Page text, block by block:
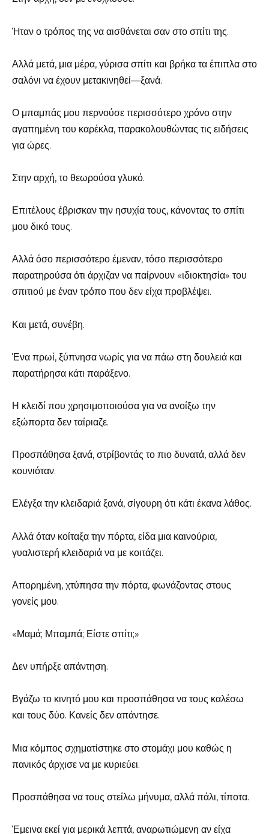
Ήταν ο τρόπος της να αισθάνεται σαν στο σπίτι της.
Αλλά μετά, μια μέρα, γύρισα σπίτι και βρήκα τα έπιπλα στο
σαλόνι να έχουν μετακινηθεί—ξανά.
Ο μπαμπάς μου περνούσε περισσότερο χρόνο στην
αγαπημένη του καρέκλα, παρακολουθώντας τις ειδήσεις
για ώρες.
Στην αρχή, το θεωρούσα γλυκό.
Επιτέλους έβρισκαν την ησυχία τους, κάνοντας το σπίτι
μου δικό τους.
Αλλά όσο περισσότερο έμεναν, τόσο περισσότερο
παρατηρούσα ότι άρχιζαν να παίρνουν «ιδιοκτησία» του
σπιτιού με έναν τρόπο που δεν είχα προβλέψει.
Και μετά, συνέβη.
Ένα πρωί, ξύπνησα νωρίς για να πάω στη δουλειά και
παρατήρησα κάτι παράξενο.
Η κλειδί που χρησιμοποιούσα για να ανοίξω την
εξώπορτα δεν ταίριαζε.
Προσπάθησα ξανά, στρίβοντάς το πιο δυνατά, αλλά δεν
κουνιόταν.
Ελέγξα την κλειδαριά ξανά, σίγουρη ότι κάτι έκανα λάθος.
Αλλά όταν κοίταξα την πόρτα, είδα μια καινούρια,
γυαλιστερή κλειδαριά να με κοιτάζει.
Απορημένη, χτύπησα την πόρτα, φωνάζοντας στους
γονείς μου.
«Μαμά; Μπαμπά; Είστε σπίτι;»
Δεν υπήρξε απάντηση.
Βγάζω το κινητό μου και προσπάθησα να τους καλέσω
και τους δύο. Κανείς δεν απάντησε.
Μια κόμπος σχηματίστηκε στο στομάχι μου καθώς η
πανικός άρχισε να με κυριεύει.
Προσπάθησα να τους στείλω μήνυμα, αλλά πάλι, τίποτα.
Έμεινα εκεί για μερικά λεπτά, αναρωτιώμενη αν είχα